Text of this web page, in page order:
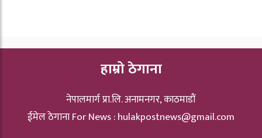
हाम्रो ठेगाना
नेपालमार्ग प्रा.लि. अनामनगर, काठमाडौं
ईमेल ठेगाना For News :hulakpostnews@gmail.com